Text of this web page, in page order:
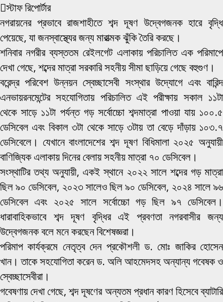
স্টাফ রিপোর্টার
নগরায়নের প্রভাবে রাজশাহীতে শব্দ দূষণ উদ্বেগজনক হারে বৃদ্ধি
পেয়েছে, যা জনস্বাস্থ্যের জন্য মারাত্মক ঝুঁকি তৈরি করছে।
শনিবার নগরীর ব্যস্ততম রেইলগেট এলাকায় পরিচালিত এক পরিমাপে
দেখা গেছে, শব্দের মাত্রা সরকারি সহনীয় সীমা ছাড়িয়ে গেছে বহুগুণ।
বরেন্দ্র পরিবেশ উন্নয়ন স্বেচ্ছাসেবী সংস্থার উদ্যোগে এবং বারিন্দ
এনভায়রনমেন্টের সহযোগিতায় পরিচালিত এই পরীক্ষায় সকাল ১১টা
থেকে সাড়ে ১১টা পর্যন্ত গড় সর্বোচ্চো শব্দমাত্রা পাওয়া যায় ১০০.৫
ডেসিবেল এবং বিকাল ৩টা থেকে সাড়ে ৩টায় তা বেড়ে দাঁড়ায় ১০৩.৭
ডেসিবেলে। যেখানে বাংলাদেশের শব্দ দূষণ বিধিমালা ২০২৫ অনুযায়ী
বাণিজ্যিক এলাকায় দিনের বেলায় সহনীয় মাত্রা ৭০ ডেসিবেল।
সংস্থাটির তথ্য অনুযায়ী, একই স্থানে ২০২২ সালে শব্দের গড় মাত্রা
ছিল ৯০ ডেসিবেল, ২০২৩ সালেও ছিল ৯০ ডেসিবেল, ২০২৪ সালে ৯৬
ডেসিবেল এবং ২০২৫ সালে সর্বোচ্চো গড় ছিল ৯৭ ডেসিবেল।
ধারাবাহিকভাবে শব্দ দূষণ বৃদ্ধির এই প্রবণতা নগরবাসীর জন্য
উদ্বেগজনক বলে মনে করছেন বিশেষজ্ঞরা।
পরিমাপ কার্যক্রমে নেতৃত্ব দেন প্রকৌশলী ড. মোঃ জাকির হোসেন
খান। তাকে সহযোগিতা করেন ড. অলি আহমেদসহ অন্যান্য গবেষক ও
স্বেচ্ছাসেবীরা।
গবেষণায় দেখা গেছে, শব্দ দূষণের অন্যতম প্রধান কারণ হিসেবে ব্যাটারি